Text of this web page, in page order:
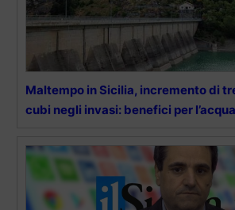
Maltempo in Sicilia, incremento di
cubi negli invasi: benefici per